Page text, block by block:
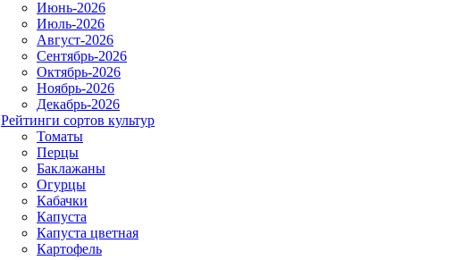
Июнь-2026
Июль-2026
Август-2026
Сентябрь-2026
Октябрь-2026
Ноябрь-2026
Декабрь-2026
Рейтинги сортов культур
Томаты
Перцы
Баклажаны
Огурцы
Кабачки
Капуста
Капуста цветная
Картофель